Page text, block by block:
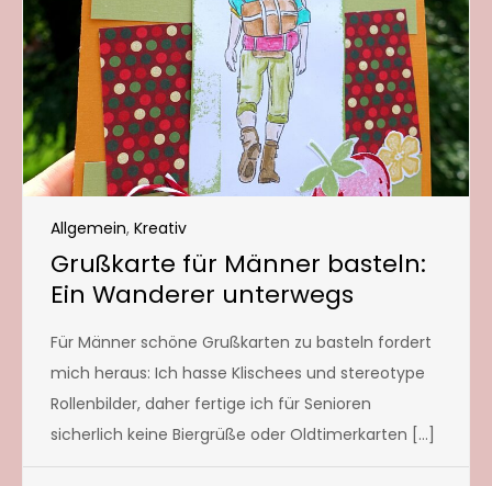
Allgemein, Kreativ
Grußkarte für Männer basteln:
Ein Wanderer unterwegs
Für Männer schöne Grußkarten zu basteln fordert
mich heraus: Ich hasse Klischees und stereotype
Rollenbilder, daher fertige ich für Senioren
sicherlich keine Biergrüße oder Oldtimerkarten […]